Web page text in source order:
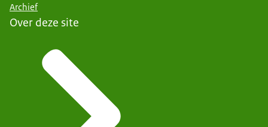
Archief
Over deze site